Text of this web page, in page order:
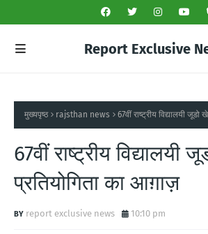
Report Exclusive
मुख्यपृष्ठ rajsthan news 67वीं राष्ट्रीय विद्यालयी
67वीं राष्ट्रीय विद्यालयी
प्रतियोगिता का आग़ाज़
report exclusive news 10:10 pm